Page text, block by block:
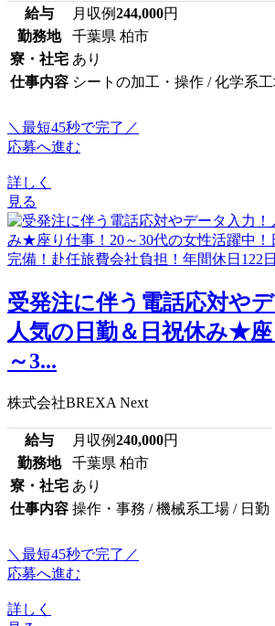
給与 月収例244,000円
勤務地
千葉県 柏市
寮・社宅 あり
仕事内容 シートの加工・操作 / 化学系工
＼最短45秒で完了／
応募へ進む
詳しく
見る
受発注に伴う電話応対やデ
人気の日勤＆日祝休み★座
～3...
株式会社BREXA Next
給与 月収例240,000円
勤務地
千葉県 柏市
寮・社宅 あり
仕事内容 操作・事務 / 機械系工場 / 日勤
＼最短45秒で完了／
応募へ進む
詳しく